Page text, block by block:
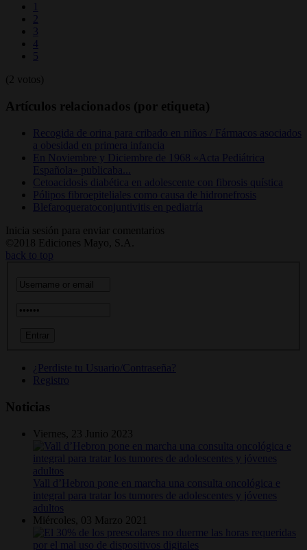
1
2
3
4
5
(2 votos)
Artículos relacionados (por etiqueta)
Recogida de orina para cribado en niños / Fármacos asociados
a obesidad en primera infancia
En Noviembre y Diciembre de 1968 «Acta Pediátrica
Española» publicaba...
Cetoacidosis diabética en adolescente con fibrosis quística
Pólipos fibroepiteliales como causa de hidronefrosis
Blefaroqueratoconjuntivitis en pediatría
Inicia sesión para enviar comentarios
©2018 Ediciones Mayo, S.A.
back to top
¿Perdiste tu Usuario/Contraseña?
Registro
Noticias
Viernes, 23 Junio 2023
Vall d’Hebron pone en marcha una consulta oncológica e
integral para tratar los tumores de adolescentes y jóvenes
adultos
Miércoles, 03 Marzo 2021